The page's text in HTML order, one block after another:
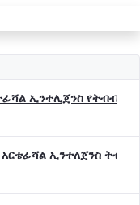
ኢንተሊጀንስ የትብብር
ኢንተለጀንስ